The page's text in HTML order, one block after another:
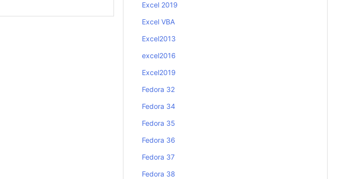
Excel 2019
Excel VBA
Excel2013
excel2016
Excel2019
Fedora 32
Fedora 34
Fedora 35
Fedora 36
Fedora 37
Fedora 38